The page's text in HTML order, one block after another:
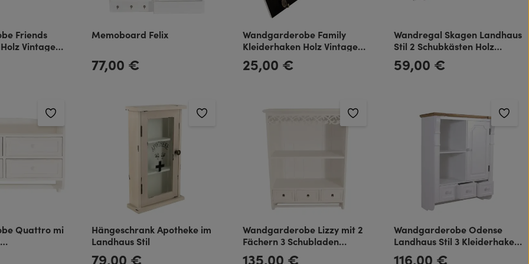
Friends
Vintage
Memoboard Felix
Regulärer Preis:
77,00 €
Wandgarderobe Family
Kleiderhaken Holz Vintage
Look
Regulärer Preis:
25,00 €
Wandregal Skagen Landhaus
Stil 2 Schubkästen Holz
Vintage Look weiß
Regulärer Preis:
59,00 €
Quattro mi
und
Hängeschrank Apotheke im
Landhaus Stil
Regulärer Preis:
79,00 €
Wandgarderobe Lizzy mit 2
Fächern 3 Schubladen
Handtuchhalter und Holz-
Regulärer Preis:
135,00 €
Wandgarderobe Odense
Landhaus Stil 3 Kleiderhaken
Holz Vintage Look weiß
Regulärer Preis:
116,00 €